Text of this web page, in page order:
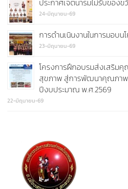
ประกาศเจตนารมไม่รับของ
24-มิถุนายน-69
การดำนเนินงานในการมอบ
23-มิถุนายน-69
โครงการฝึกอบรมส่งเสริมคุ
สุขภาพ สู่การพัฒนาคุณภาพ
ปีงบประมาณ พ.ศ.2569
22-มิถุนายน-69